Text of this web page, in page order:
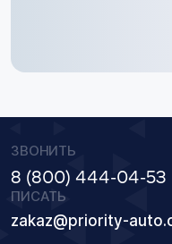
ЗВОНИТЬ
8 (800) 444-04-53
ПИСАТЬ
zakaz@priority-